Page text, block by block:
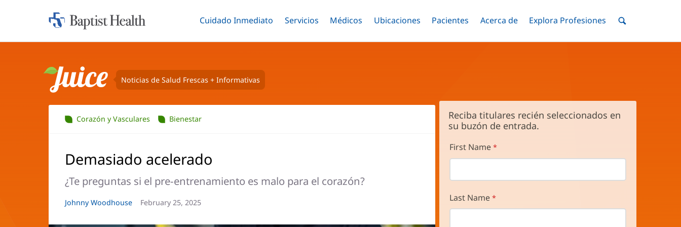
Saltar
Iniciar:
Alternar
Cuidado Inmediato Menú
Alternar
Servicios Menú
Alternar
Médicos Menú
Alternar
Ubicaciones Menú
Alternar
Pacientes Menú
Alternar
Acerca deMenúAlternar
Explora Profesiones MenúAlternar
Juice Noticias de Salud Frescas + Informativas
Corazón y Vasculares Bienestar
Demasiado acelerado
¿Te preguntas si el pre-entrenamiento es malo para el corazón?
Autor
artículo:
Johnny Woodhouse
Fecha
artículo:
February 25, 2025
Reciba titulares recién seleccionados en
su buzón de entrada.
First Name
Last Name